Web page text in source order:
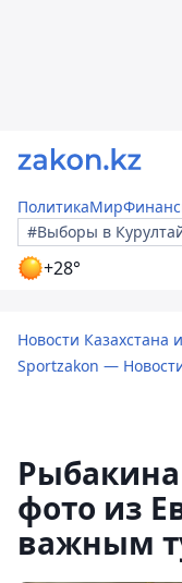
ПолитикаМир
#Выборы в
+28°
Новости Казахстана
Sportzakon —
фото из
важным